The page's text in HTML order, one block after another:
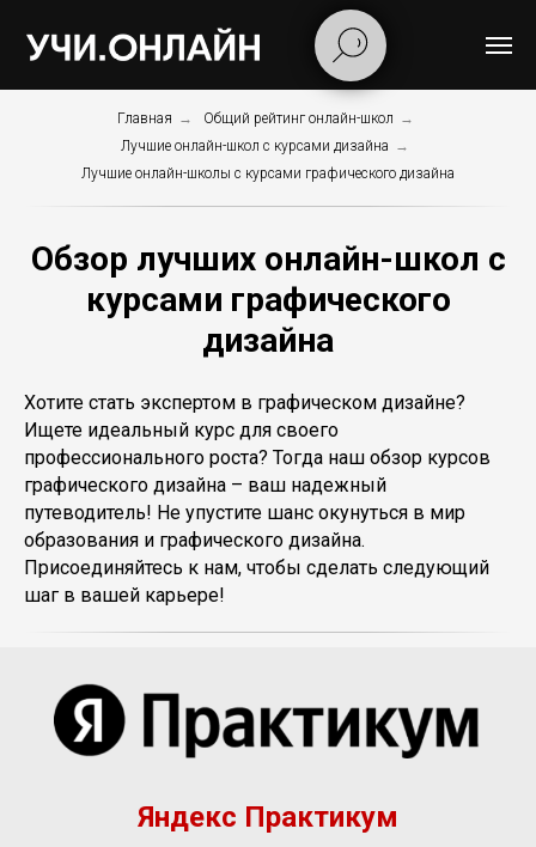
Главная → Общий рейтинг онлайн-школ →
Лучшие онлайн-школ с курсами дизайна →
Лучшие онлайн-школы с курсами графического дизайна
Обзор лучших онлайн-школ с
курсами графического
дизайна
Хотите стать экспертом в графическом дизайне?
Ищете идеальный курс для своего
профессионального роста? Тогда наш обзор курсов
графического дизайна – ваш надежный
путеводитель! Не упустите шанс окунуться в мир
образования и графического дизайна.
Присоединяйтесь к нам, чтобы сделать следующий
шаг в вашей карьере!
Яндекс Практикум